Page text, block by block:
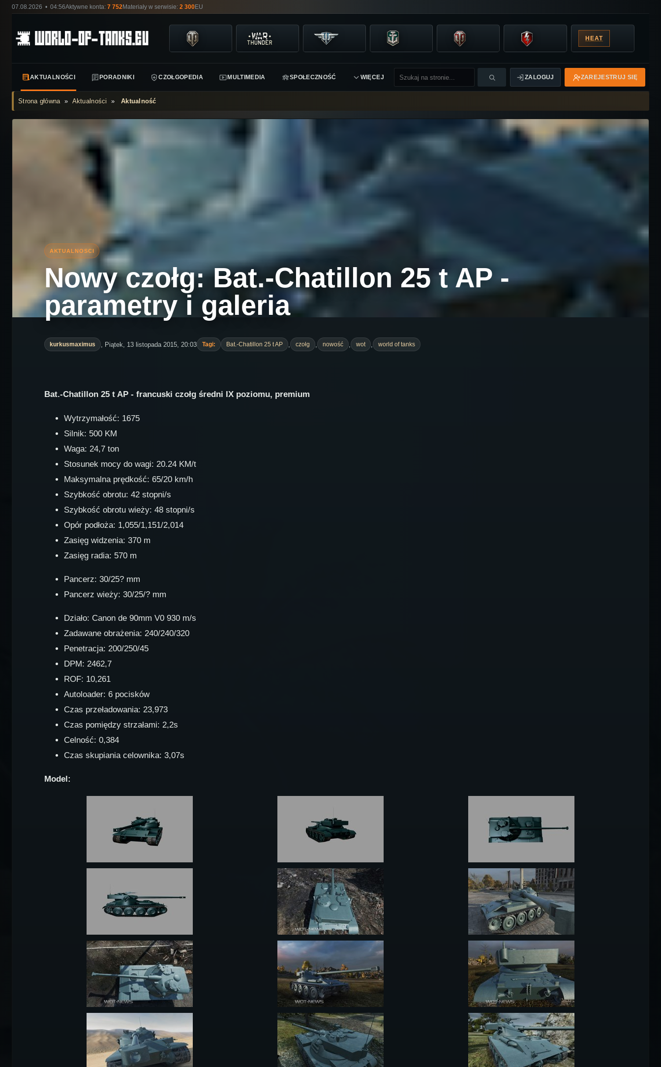
07.08.2026 • 04:56Aktywne konta: 7 752Materiały w serwisie: 2 300EU
HEAT
AKTUALNOŚCI PORADNIKI CZOŁGOPEDIA MULTIMEDIA SPOŁECZNOŚĆ WIĘCEJ ZALOGUJ ZAREJESTRUJ SIĘ
Strona główna» Aktualności »Aktualność
Nowy czołg: Bat.-Chatillon 25 t AP -
parametry i galeria
kurkusmaximus , Piątek, 13 listopada 2015, 20:03 Tagi: Bat.-Chatillon 25 t AP , czołg , nowość , wot , world of tanks
Bat.-Chatillon 25 t AP - francuski czołg średni IX poziomu, premium
Wytrzymałość: 1675
Silnik: 500 KM
Waga: 24,7 ton
Stosunek mocy do wagi: 20.24 KM/t
Maksymalna prędkość: 65/20 km/h
Szybkość obrotu: 42 stopni/s
Szybkość obrotu wieży: 48 stopni/s
Opór podłoża: 1,055/1,151/2,014
Zasięg widzenia: 370 m
Zasięg radia: 570 m
Pancerz: 30/25? mm
Pancerz wieży: 30/25/? mm
Działo: Canon de 90mm V0 930 m/s
Zadawane obrażenia: 240/240/320
Penetracja: 200/250/45
DPM: 2462,7
ROF: 10,261
Autoloader: 6 pocisków
Czas przeładowania: 23,973
Czas pomiędzy strzałami: 2,2s
Celność: 0,384
Czas skupiania celownika: 3,07s
Model: